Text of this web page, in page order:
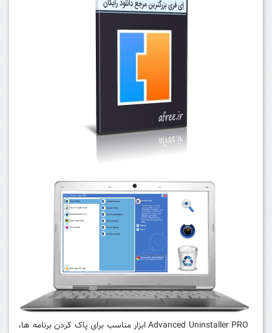
Advanced Uninstaller PRO ابزار مناسب برای پاک کردن برنامه ها،